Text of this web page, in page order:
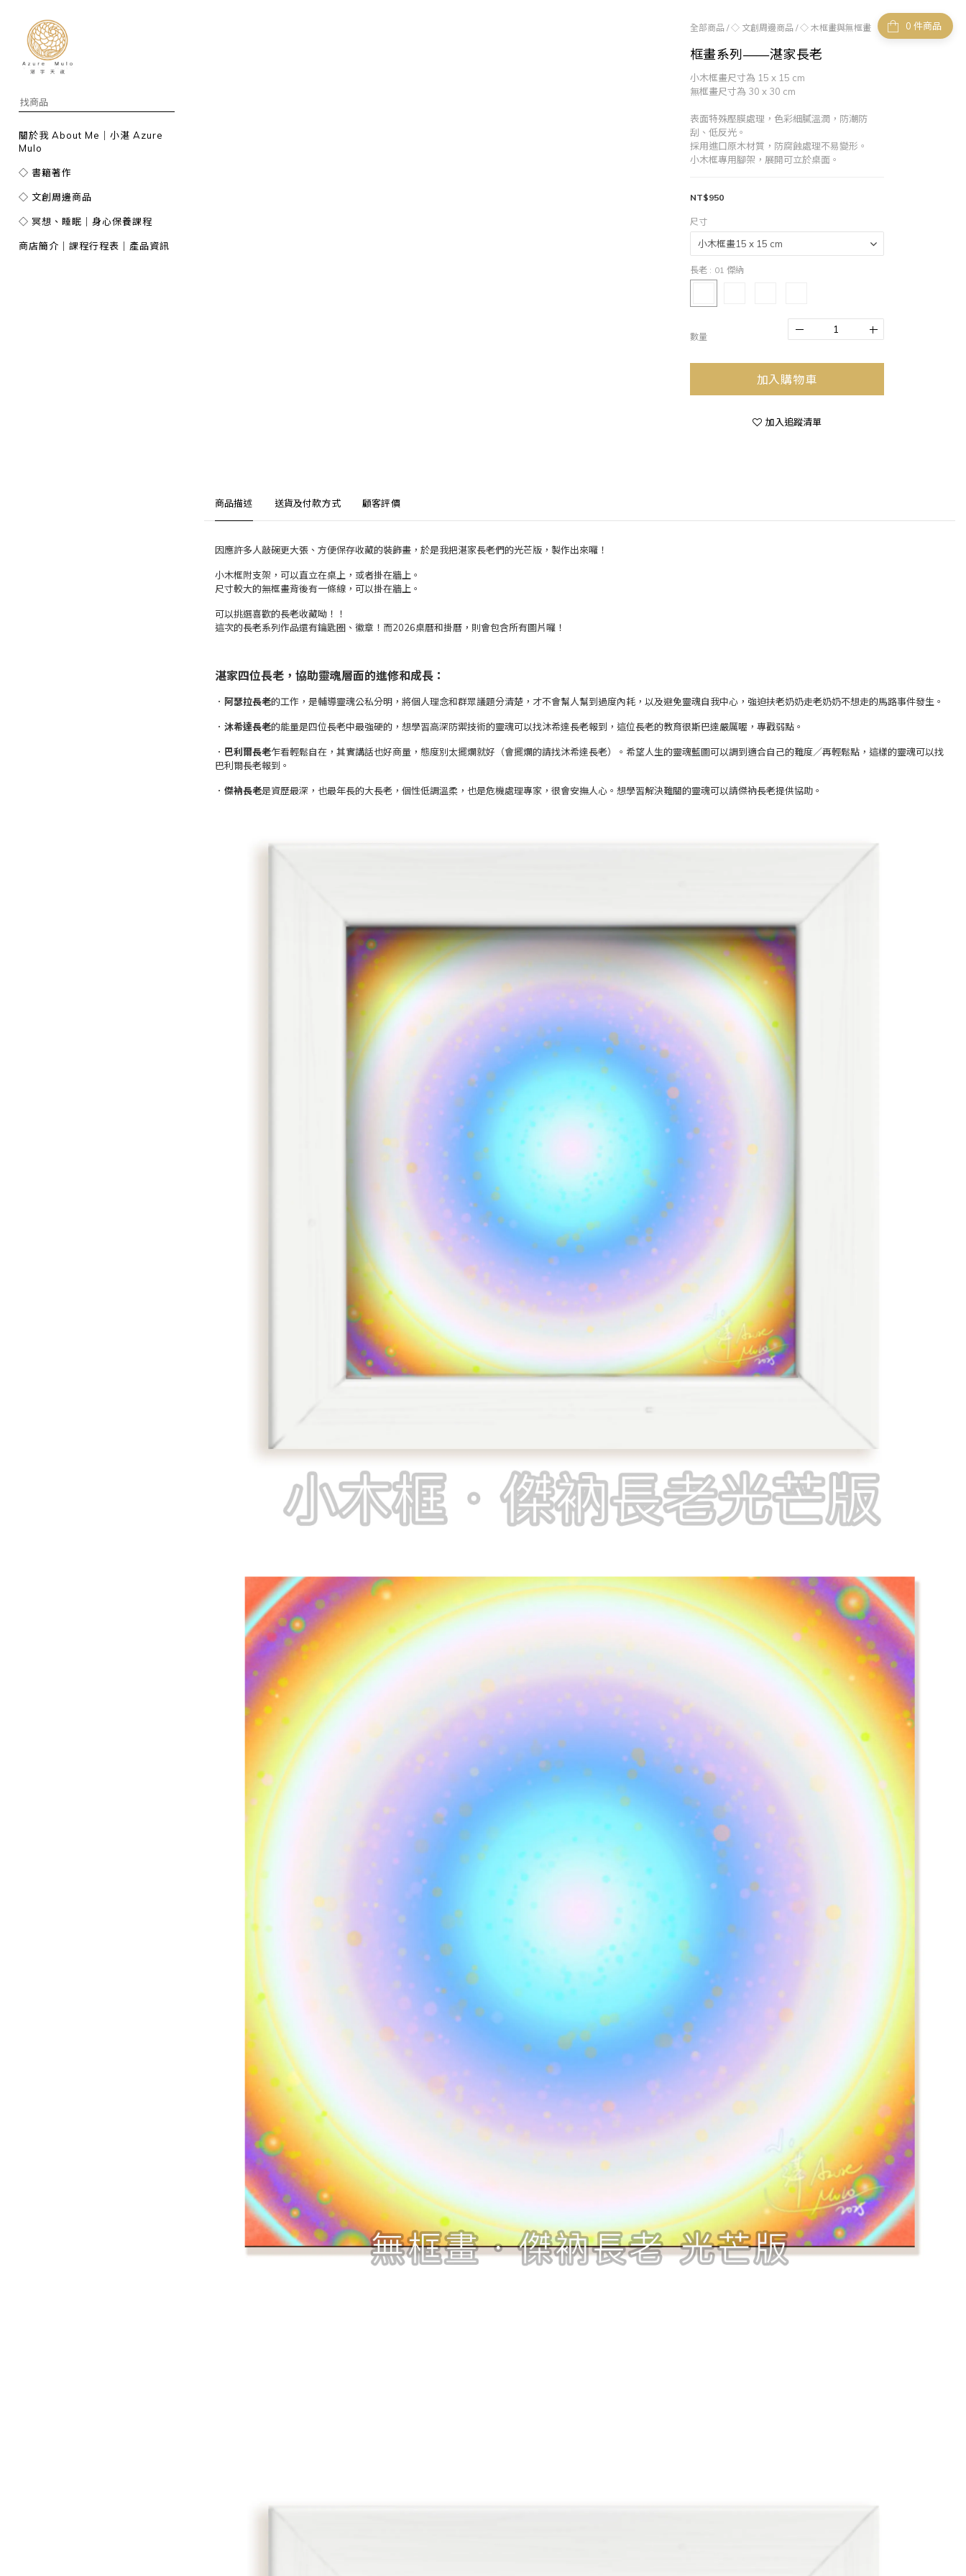
關於我 About Me｜小湛 Azure
Mulo
◇ 書籍著作
◇ 文創周邊商品
◇ 冥想、睡眠｜身心保養課程
商店簡介｜課程行程表｜產品資訊
件商品
全部商品 /◇ 文創周邊商品 /◇ 木框畫與無框畫
框畫系列——湛家長老
小木框畫尺寸為 15 x 15 cm
無框畫尺寸為 30 x 30 cm
表面特殊壓膜處理，色彩細膩溫潤，防潮防
刮、低反光。
採用進口原木材質，防腐蝕處理不易變形。
小木框專用腳架，展開可立於桌面。
NT$950
尺寸
長老 : 01 傑納
數量
加入購物車
加入追蹤清單
商品描述 送貨及付款方式 顧客評價
因應許多人敲碗更大張、方便保存收藏的裝飾畫，於是我把湛家長老們的光芒版，製作出來囉！
小木框附支架，可以直立在桌上，或者掛在牆上。
尺寸較大的無框畫背後有一條線，可以掛在牆上。
可以挑選喜歡的長老收藏呦！！
這次的長老系列作品還有鑰匙圈、徽章！而2026桌曆和掛曆，則會包含所有圖片囉！
湛家四位長老，協助靈魂層面的進修和成長：
． 阿瑟拉長老的工作，是輔導靈魂公私分明，將個人理念和群眾議題分清楚，才不會幫人幫到過度內耗，以及避免靈魂自我中心，強迫扶老奶奶走老奶奶不想走的馬路事件發生。
． 沐希達長老的能量是四位長老中最強硬的，想學習高深防禦技術的靈魂可以找沐希達長老報到，這位長老的教育很斯巴達嚴厲喔，專戳弱點。
． 巴利爾長老乍看輕鬆自在，其實講話也好商量，態度別太擺爛就好（會擺爛的請找沐希達長老）。希望人生的靈魂藍圖可以調到適合自己的難度／再輕鬆點，這樣的靈魂可以找
巴利爾長老報到。
． 傑衲長老是資歷最深，也最年長的大長老，個性低調溫柔，也是危機處理專家，很會安撫人心。想學習解決難關的靈魂可以請傑衲長老提供協助。